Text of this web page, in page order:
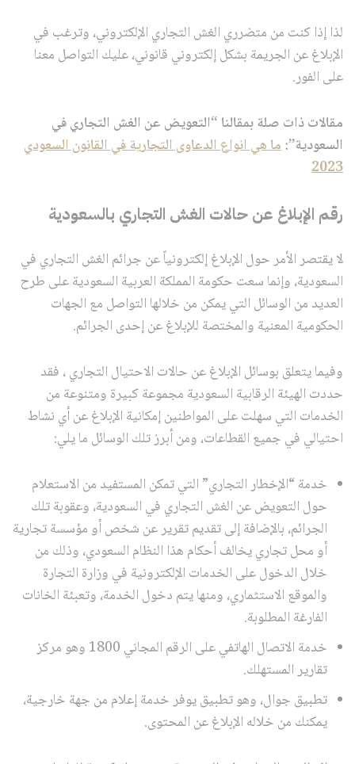
لذا إذا كنت من متضرري الغش التجاري الإلكتروني، وترغب في
الإبلاغ عن الجريمة بشكل إلكتروني قانوني، عليك التواصل معنا
على الفور.
مقالات ذات صلة بمقالنا “التعويض عن الغش التجاري في
السعودية”:ما هي انواع الدعاوى التجارية في القانون السعودي
2023
رقم الإبلاغ عن حالات الغش التجاري بالسعودية
لا يقتصر الأمر حول الإبلاغ إلكترونياً عن جرائم الغش التجاري في
السعودية، وإنما سعت حكومة المملكة العربية السعودية على طرح
العديد من الوسائل التي يمكن من خلالها التواصل مع الجهات
الحكومية المعنية والمختصة للإبلاغ عن إحدى الجرائم.
وفيما يتعلق بوسائل الإبلاغ عن حالات الاحتيال التجاري ، فقد
حددت الهيئة الرقابية السعودية مجموعة كبيرة ومتنوعة من
الخدمات التي سهلت على المواطنين إمكانية الإبلاغ عن أي نشاط
احتيالي في جميع القطاعات، ومن أبرز تلك الوسائل ما يلي:
خدمة “الإخطار التجاري” التي تمكن المستفيد من الاستعلام
حول التعويض عن الغش التجاري في السعودية، وعقوبة تلك
الجرائم، بالإضافة إلى تقديم تقرير عن شخص أو مؤسسة تجارية
أو محل تجاري يخالف أحكام هذا النظام السعودي، وذلك من
خلال الدخول على الخدمات الإلكترونية في وزارة التجارة
والموقع الاستثماري، ومنها يتم دخول الخدمة، وتعبئة الخانات
الفارغة المطلوبة.
خدمة الاتصال الهاتفي على الرقم المجاني 1800 وهو مركز
تقارير المستهلك.
تطبيق جوال، وهو تطبيق يوفر خدمة إعلام من جهة خارجية،
يمكنك من خلاله الإبلاغ عن المحتوى.